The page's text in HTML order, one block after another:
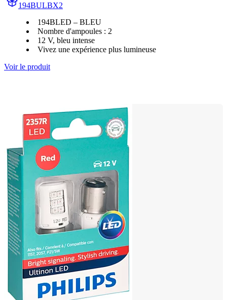
194BULBX2
194BLED – BLEU
Nombre d'ampoules : 2
12 V, bleu intense
Vivez une expérience plus lumineuse
Voir le produit